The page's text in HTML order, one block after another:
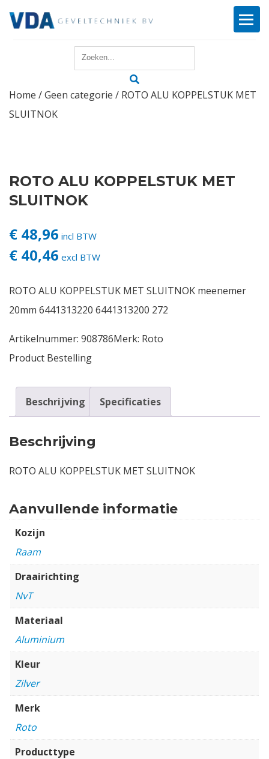
Reparatie
Producten
Offerte
Actueel
Contact
Vacatures
Home /Geen categorie / ROTO ALU KOPPELSTUK MET
SLUITNOK
ROTO ALU KOPPELSTUK MET
SLUITNOK
€ 48,96 incl BTW
€ 40,46 excl BTW
ROTO ALU KOPPELSTUK MET SLUITNOK meenemer
20mm 6441313220 6441313200 272
Artikelnummer: 908786Merk: Roto
Product Bestelling
Beschrijving Specificaties
Beschrijving
ROTO ALU KOPPELSTUK MET SLUITNOK
Aanvullende informatie
Kozijn
Raam
Draairichting
NvT
Materiaal
Aluminium
Kleur
Zilver
Merk
Roto
Producttype